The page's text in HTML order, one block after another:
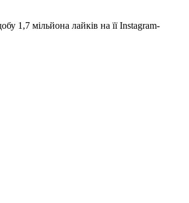
1,7 мільйона лайків на її Instagram-